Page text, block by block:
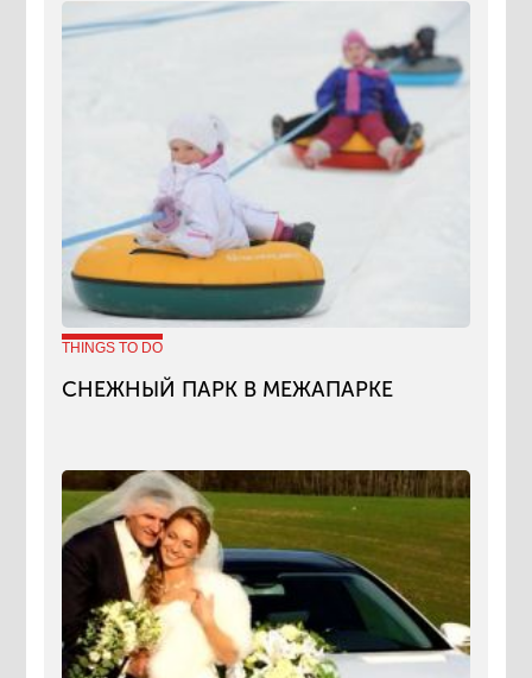
THINGS TO DO
СНЕЖНЫЙ ПАРК В МЕЖАПАРКЕ